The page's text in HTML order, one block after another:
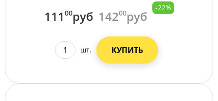
111 00руб 14200руб
-22%
шт. КУПИТЬ